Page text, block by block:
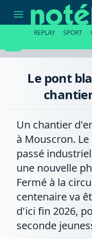
blanc
chantier
REPLAY SPORT
Le pont
Un chantier
à Mouscron.
passé
une nouvelle
Fermé à la
centenaire va
d'ici fin 2026,
seconde